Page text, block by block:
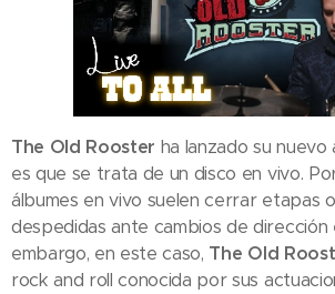
The Old Rooster ha lanzado su nuevo
es que se trata de un disco en vivo.
álbumes en vivo suelen cerrar etapas
despedidas ante cambios de dirección
embargo, en este caso, The Old
rock and roll conocida por sus